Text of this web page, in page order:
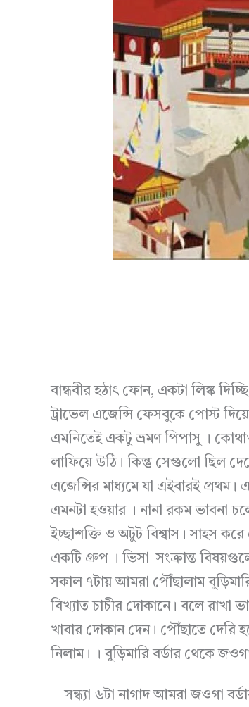
বান্ধবীর হঠাৎ ফোন, একটা লিঙ্ক
ট্রাভেল এজেন্সি ফেসবুকে পোস্ট
এমনিতেই একটু ভ্রমণ পিপাসু ।
লাফিয়ে উঠি। কিন্তু সেগুলো ছিল
এজেন্সির মাধ্যমে যা এইবারই
এমনটা হওয়ার । নানা রকম ভাবনা
ইচ্ছাশক্তি ও অটুট বিশ্বাস। সাহস
একটি গ্রুপ । ভিসা সংক্রান্ত
সকাল ৭টায় আমরা পৌঁছালাম
বিখ্যাত চাচীর দোকানে। বলে রাখা
খাবার দোকান দেন। পৌঁছাতে দেরি
নিলাম। । বুড়িমারি বর্ডার থেকে
সন্ধ্যা ৬টা নাগাদ আমরা জওগা